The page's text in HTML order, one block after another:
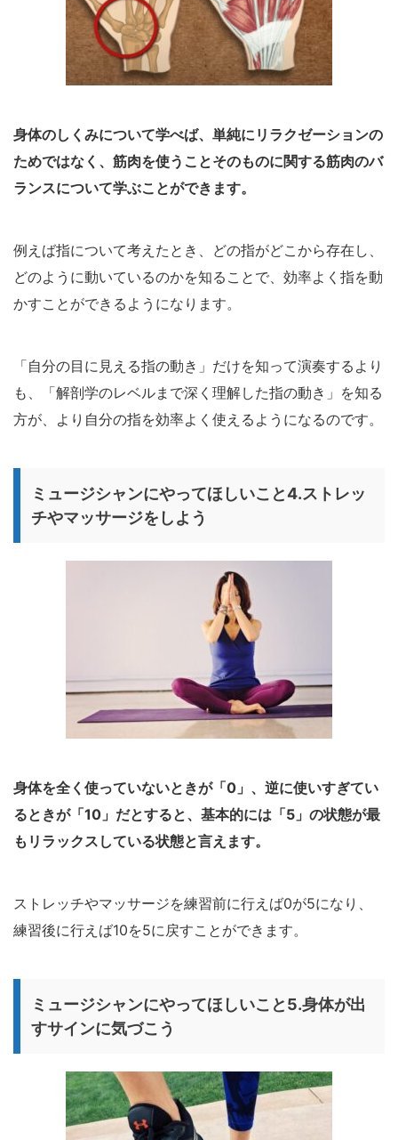
身体のしくみについて学べば、単純にリラクゼーションの
ためではなく、筋肉を使うことそのものに関する筋肉のバ
ランスについて学ぶことができます。
例えば指について考えたとき、どの指がどこから存在し、
どのように動いているのかを知ることで、効率よく指を動
かすことができるようになります。
「自分の目に見える指の動き」だけを知って演奏するより
も、「解剖学のレベルまで深く理解した指の動き」を知る
方が、より自分の指を効率よく使えるようになるのです。
ミュージシャンにやってほしいこと4.ストレッ
チやマッサージをしよう
身体を全く使っていないときが「0」、逆に使いすぎてい
るときが「10」だとすると、基本的には「5」の状態が最
もリラックスしている状態と言えます。
ストレッチやマッサージを練習前に行えば0が5になり、
練習後に行えば10を5に戻すことができます。
ミュージシャンにやってほしいこと5.身体が出
すサインに気づこう